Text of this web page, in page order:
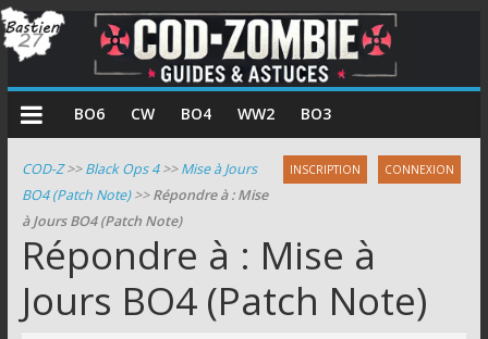
COD
Zombie
Guides
et
astuces
pour
le
BO6 CW BO4 WW2 BO3
INSCRIPTION CONNEXION
COD-Z>>Black Ops 4>>Mise à Jours
BO4 (Patch Note)>>Répondre à : Mise
à Jours BO4 (Patch Note)
Répondre à : Mise à
Jours BO4 (Patch Note)